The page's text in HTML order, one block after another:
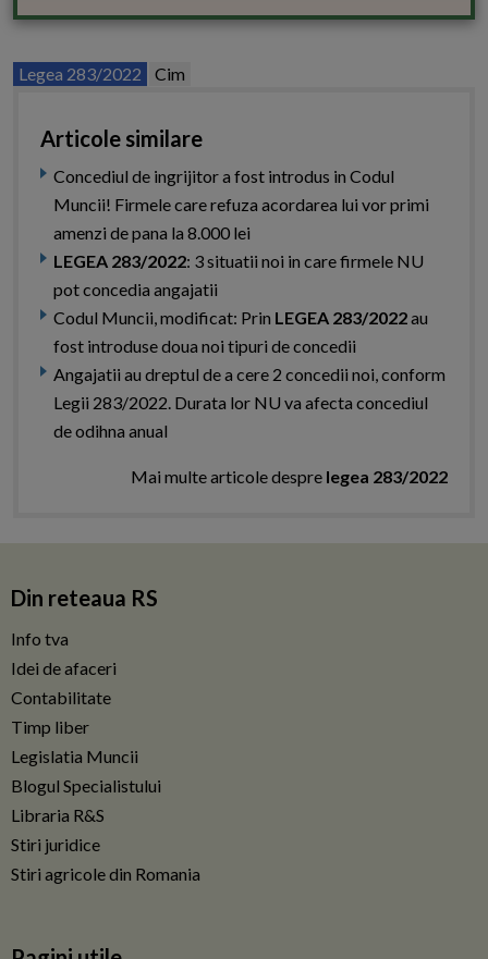
Legea 283/2022 Cim
Articole similare
Concediul de ingrijitor a fost introdus in Codul
Muncii! Firmele care refuza acordarea lui vor primi
amenzi de pana la 8.000 lei
LEGEA 283/2022: 3 situatii noi in care firmele NU
pot concedia angajatii
Codul Muncii, modificat: Prin LEGEA 283/2022au
fost introduse doua noi tipuri de concedii
Angajatii au dreptul de a cere 2 concedii noi, conform
Legii 283/2022. Durata lor NU va afecta concediul
de odihna anual
Mai multe articole despre legea 283/2022
Din reteaua RS
Info tva
Idei de afaceri
Contabilitate
Timp liber
Legislatia Muncii
Blogul Specialistului
Libraria R&S
Stiri juridice
Stiri agricole din Romania